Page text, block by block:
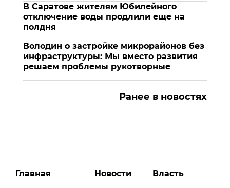
В Саратове жителям Юбилейного
отключение воды продлили еще на
полдня
Володин о застройке микрорайонов без
инфраструктуры: Мы вместо развития
решаем проблемы рукотворные
Ранее в новостях
Главная Новости Власть